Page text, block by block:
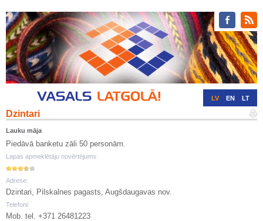
LV EN LT
Dzintari
Lauku māja
Piedāvā banketu zāli 50 personām.
Lapas apmeklētāju novērtējums:
Adrese:
Dzintari, Pilskalnes pagasts, Augšdaugavas nov.
Telefoni:
Mob. tel. +371 26481223